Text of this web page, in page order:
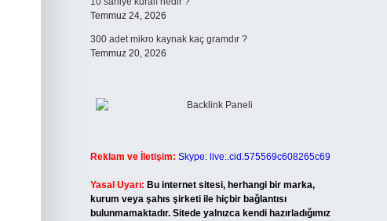
Temmuz 24, 2026
300 adet mikro kaynak kaç gramdır ?
Temmuz 20, 2026
Reklam ve İletişim: Skype: live:.cid.575569c608265c69
Yasal Uyarı: Bu internet sitesi, herhangi bir marka,
kurum veya şahıs şirketi ile hiçbir bağlantısı
bulunmamaktadır. Sitede yalnızca kendi hazırladığımız